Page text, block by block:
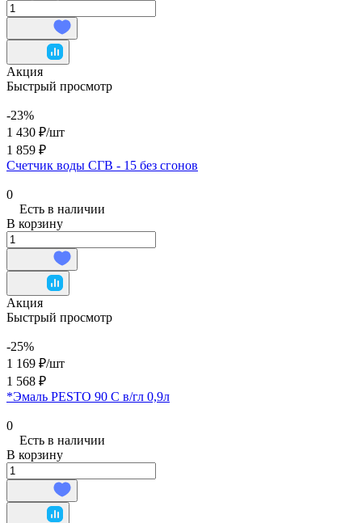
Акция
Быстрый просмотр
-23%
1 430 ₽/шт
1 859 ₽
Счетчик воды СГВ - 15 без сгонов
0
Есть в наличии
В корзину
Акция
Быстрый просмотр
-25%
1 169 ₽/шт
1 568 ₽
*Эмаль PESTO 90 C в/гл 0,9л
0
Есть в наличии
В корзину